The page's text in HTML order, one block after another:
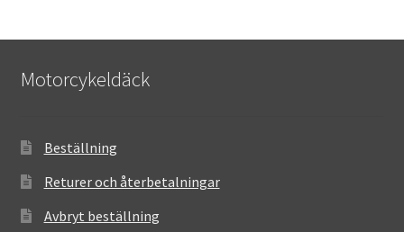
Motorcykeldäck
Beställning
Returer och återbetalningar
Avbryt beställning